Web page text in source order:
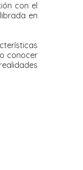
con el
en
conocer